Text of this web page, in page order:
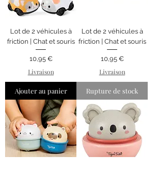
Lot de 2 véhicules à
friction | Chat et souris
Prix
10,95 €
Livraison
Ajouter au panier
Lot de 2 véhicules à
friction | Chat et souris
Prix
10,95 €
Livraison
Rupture de stock